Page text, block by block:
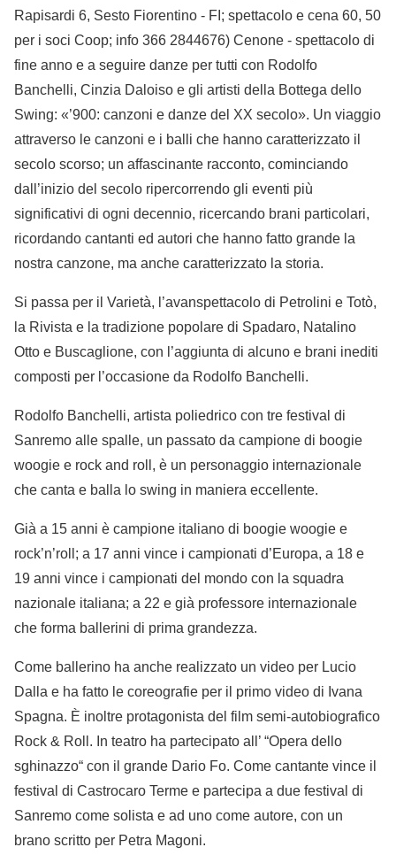
Rapisardi 6, Sesto Fiorentino - FI; spettacolo e cena 60, 50
per i soci Coop; info 366 2844676) Cenone - spettacolo di
fine anno e a seguire danze per tutti con Rodolfo
Banchelli, Cinzia Daloiso e gli artisti della Bottega dello
Swing: «’900: canzoni e danze del XX secolo». Un viaggio
attraverso le canzoni e i balli che hanno caratterizzato il
secolo scorso; un affascinante racconto, cominciando
dall’inizio del secolo ripercorrendo gli eventi più
significativi di ogni decennio, ricercando brani particolari,
ricordando cantanti ed autori che hanno fatto grande la
nostra canzone, ma anche caratterizzato la storia.
Si passa per il Varietà, l’avanspettacolo di Petrolini e Totò,
la Rivista e la tradizione popolare di Spadaro, Natalino
Otto e Buscaglione, con l’aggiunta di alcuno e brani inediti
composti per l’occasione da Rodolfo Banchelli.
Rodolfo Banchelli, artista poliedrico con tre festival di
Sanremo alle spalle, un passato da campione di boogie
woogie e rock and roll, è un personaggio internazionale
che canta e balla lo swing in maniera eccellente.
Già a 15 anni è campione italiano di boogie woogie e
rock’n’roll; a 17 anni vince i campionati d’Europa, a 18 e
19 anni vince i campionati del mondo con la squadra
nazionale italiana; a 22 e già professore internazionale
che forma ballerini di prima grandezza.
Come ballerino ha anche realizzato un video per Lucio
Dalla e ha fatto le coreografie per il primo video di Ivana
Spagna. È inoltre protagonista del film semi-autobiografico
Rock & Roll. In teatro ha partecipato all’ “Opera dello
sghinazzo“ con il grande Dario Fo. Come cantante vince il
festival di Castrocaro Terme e partecipa a due festival di
Sanremo come solista e ad uno come autore, con un
brano scritto per Petra Magoni.